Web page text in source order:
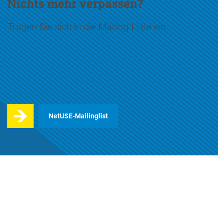
Nichts mehr verpassen?
Tragen Sie sich in die Mailing-Liste ein
NetUSE-Mailinglist